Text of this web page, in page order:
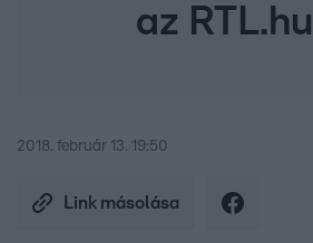
az
2018. február 13. 19:50
Link másolása